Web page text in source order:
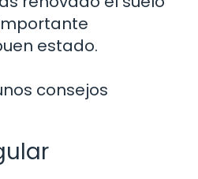
estado.
consejos